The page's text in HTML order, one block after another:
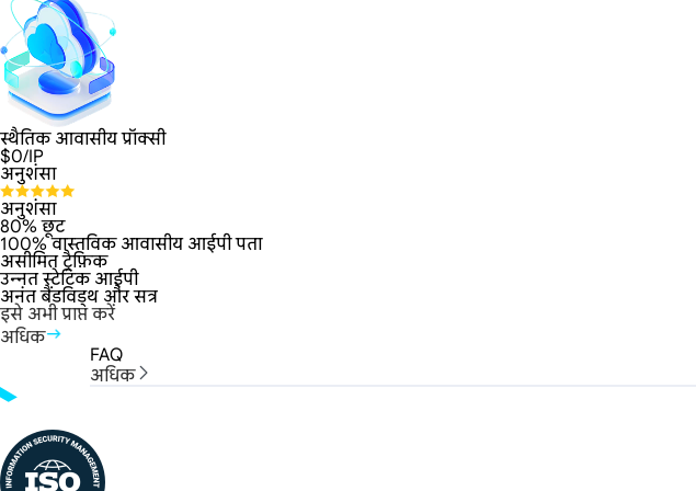
स्थैतिक आवासीय प्रॉक्सी
$0/IP
अनुशंसा
अनुशंसा
80% छूट
100% वास्तविक आवासीय आईपी पता
असीमित ट्रैफ़िक
उन्नत स्टेटिक आईपी
अनंत बैंडविड्थ और सत्र
इसे अभी प्राप्त करें
अधिक
FAQ
अधिक